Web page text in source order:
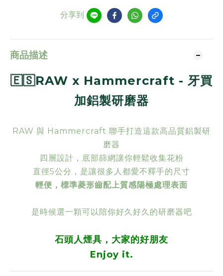
分享到
商品描述
🇪🇸RAW x Hammercraft - 牙買
加鋁製研磨器
RAW 與 Hammercraft 聯手打造這款高品質鋁製研
磨器
四層設計，底部篩網讓你輕鬆收集花粉
直徑5公分，是讓很多人都愛不釋手的尺寸
輕便，標準菱形齒配上質感陽極處理表面
是時候選一顆可以陪你好久好久的研磨器吧
石頭人煙具，大家的好朋友
Enjoy it.